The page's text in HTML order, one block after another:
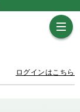
ログインはこちら